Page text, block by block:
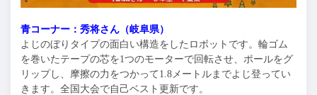
青コーナー：秀将さん（岐阜県）
よじのぼりタイプの面白い構造をしたロボットです。輪ゴム
を巻いたテープの芯を1つのモーターで回転させ、ポールをグ
リップし、摩擦の力をつかって1.8メートルまでよじ登ってい
きます。全国大会で自己ベスト更新です。